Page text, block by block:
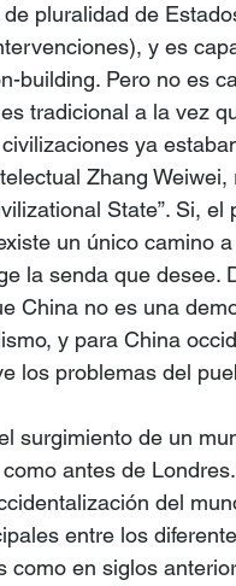
pluralidad de
y es
building. Pero no es
tradicional a la vez
ya
Zhang
State”. Si,
un único camino
la senda que desee.
China no es una
y para China
los problemas del
surgimiento de un
antes de
del
entre los
en siglos